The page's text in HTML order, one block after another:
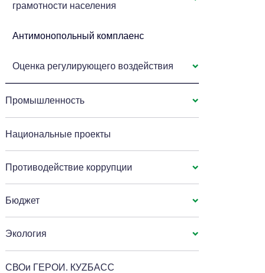
грамотности населения
Антимонопольный комплаенс
Оценка регулирующего воздействия
Промышленность
Национальные проекты
Противодействие коррупции
Бюджет
Экология
СВОи ГЕРОИ. КУZБАСС